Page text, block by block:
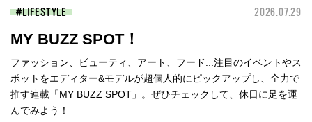
LIFESTYLE 2026.07.29
MY BUZZ SPOT！
ファッション、ビューティ、アート、フード...注目のイベントやス
ポットをエディター&モデルが超個人的にピックアップし、全力で
推す連載「MY BUZZ SPOT」。ぜひチェックして、休日に足を運
んでみよう！